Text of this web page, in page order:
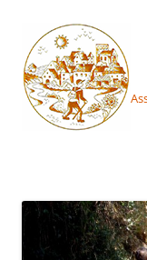
contenu